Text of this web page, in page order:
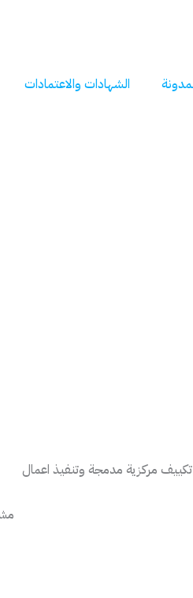
الشهادات والاعتمادات
مركزية مدمجة وتنفيذ اعمال